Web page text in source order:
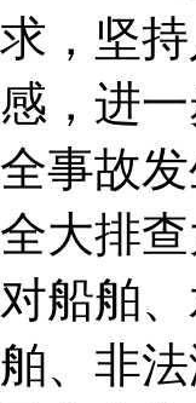
求，坚
感，进
全事故
全大排
对船舶
舶、非